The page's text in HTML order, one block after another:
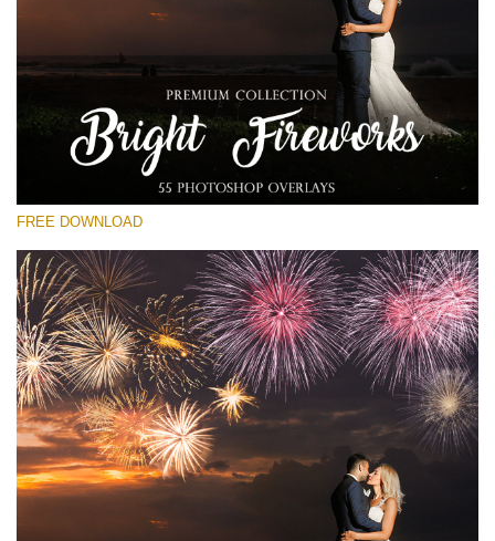
Free Fireworks Overlay #23
Small 800*533px
Bright Fireworks
(55 Overlays)
Luxury Wedding
(373 Overlays)
Large 6000*4000px
Entire Collection
(1783 Overlays)
Large 6000*4000px
Скачать Бесплатно
FREE DOWNLOAD